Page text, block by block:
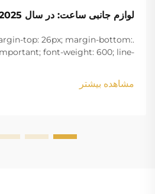
لوازم جانبی ساعت: در سال 2025 ضروری است
top: 26px; margin-bottom:
font-weight: 600; line-
font-size: 20px !important; font-
w...
مشاهده بیشتر